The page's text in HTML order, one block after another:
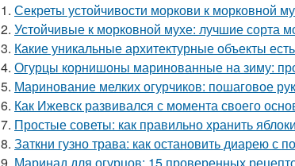
1. Секреты устойчивости моркови к морковной
2. Устойчивые к морковной мухе: лучшие сорта
3. Какие уникальные архитектурные объекты
4. Огурцы корнишоны маринованные на зиму:
5. Маринование мелких огурчиков: пошаговое
6. Как Ижевск развивался с момента своего
7. Простые советы: как правильно хранить
8. Заткни гузно трава: как остановить диарею с